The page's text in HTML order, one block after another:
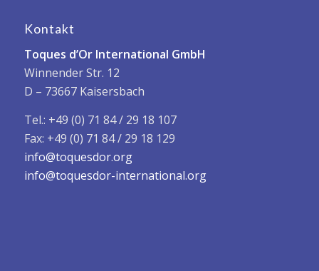
Kontakt
Toques d’Or International GmbH
Winnender Str. 12
D – 73667 Kaisersbach
Tel.: +49 (0) 71 84 / 29 18 107
Fax: +49 (0) 71 84 / 29 18 129
info@toquesdor.org
info@toquesdor-international.org